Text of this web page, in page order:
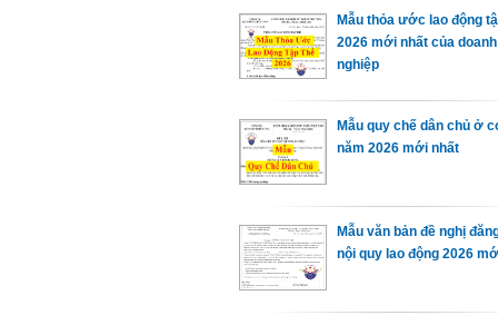
Mẫu thỏa ước lao động
2026 mới nhất của doanh
nghiệp
Mẫu quy chế dân chủ ở
năm 2026 mới nhất
Mẫu văn bản đề nghị
nội quy lao động 2026